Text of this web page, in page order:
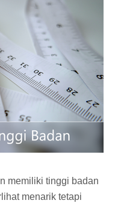
memiliki tinggi badan
menarik tetapi